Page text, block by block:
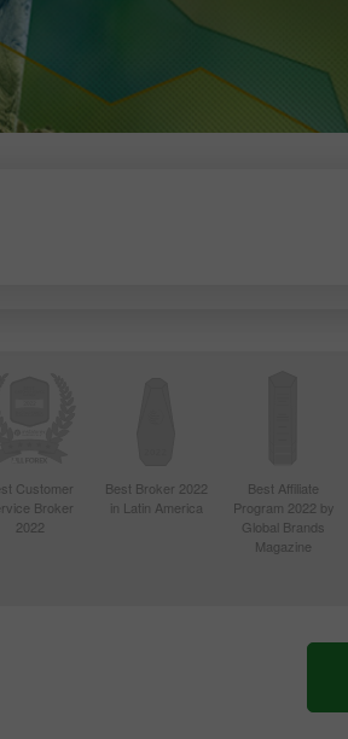
Customer
Broker
2022
Best Broker 2022
in Latin America
Best Affiliate
Program 2022 by
Global Brands
Magazine